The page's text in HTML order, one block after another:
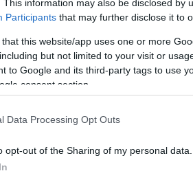
This information may also be disclosed by
Participants that may further disclose it to
that this website/app uses one or more
but not limited to your visit or
to Google and its third-party tags to use
consent section.
Data Processing Opt Outs
opt-out of the Sharing of my personal data.
CRONACA 2 APRILE 2025
Olbia tra le mete più
vacanze di Pasqua
Olbia secondo Jetcost è una delle
i turisti stranieri per le vacanze…
CRONACA
Supermercati aperti a Pasqua e